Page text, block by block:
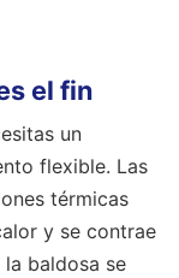
el fin
un
flexible. Las
térmicas
y se contrae
baldosa se